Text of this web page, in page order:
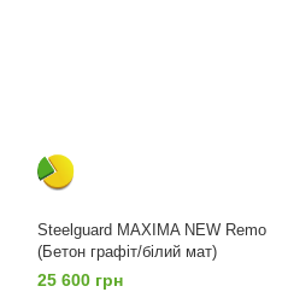
Steelguard MAXIMA NEW Remo
(Бетон графіт/білий мат)
25 600 грн